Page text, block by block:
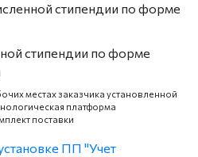
стипендии по форме
стипендии по форме
местах заказчика установленной
платформа
поставки
ПП "Учет